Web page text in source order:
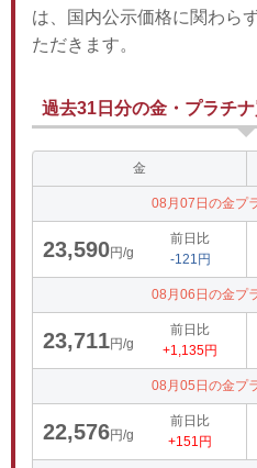
は、国内公示価格に関わら
ただきます。
過去31日分の金・プラチナ
金
08月07日の金プ
23,590円/g
前日比
-121円
08月06日の金プ
23,711円/g
前日比
+1,135円
08月05日の金プ
22,576円/g
前日比
+151円